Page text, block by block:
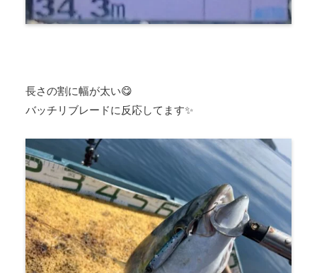
長さの割に幅が太い😋
バッチリブレードに反応してます✨